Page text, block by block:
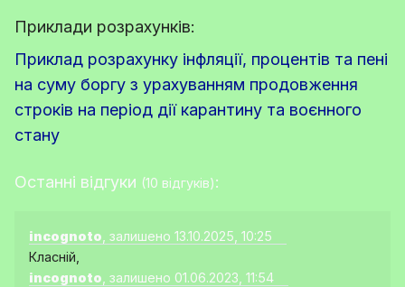
Приклади розрахунків:
Приклад розрахунку інфляції, процентів та пені
на суму боргу з урахуванням продовження
строків на період дії карантину та воєнного
стану
Останні відгуки (10 відгуків):
incognoto , залишено 13.10.2025, 10:25
Класній,
incognoto , залишено 01.06.2023, 11:54